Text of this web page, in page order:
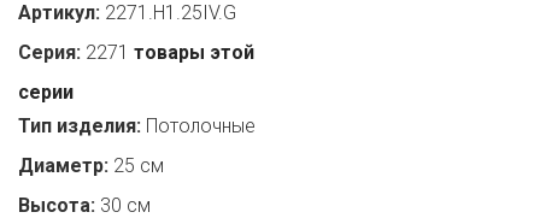
Артикул: 2271.H1.25IV.G
Серия: 2271 товары этой
серии
Тип изделия: Потолочные
Диаметр: 25 см
Высота: 30 см